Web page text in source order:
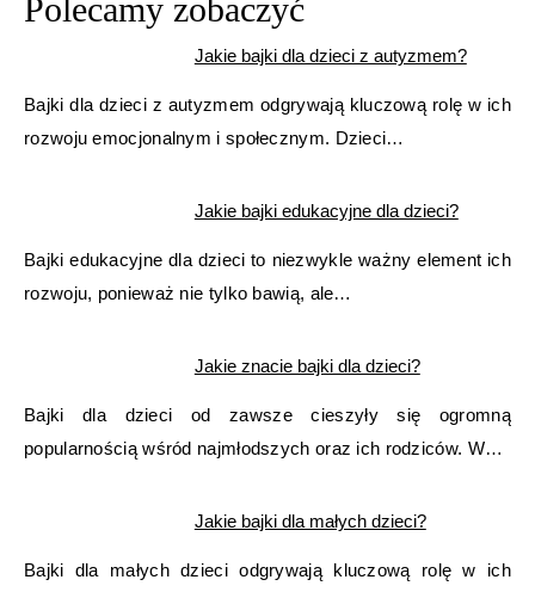
Polecamy zobaczyć
Jakie bajki dla dzieci z autyzmem?
Bajki dla dzieci z autyzmem odgrywają kluczową rolę w ich
rozwoju emocjonalnym i społecznym. Dzieci…
Jakie bajki edukacyjne dla dzieci?
Bajki edukacyjne dla dzieci to niezwykle ważny element ich
rozwoju, ponieważ nie tylko bawią, ale…
Jakie znacie bajki dla dzieci?
Bajki dla dzieci od zawsze cieszyły się ogromną
popularnością wśród najmłodszych oraz ich rodziców. W…
Jakie bajki dla małych dzieci?
Bajki dla małych dzieci odgrywają kluczową rolę w ich